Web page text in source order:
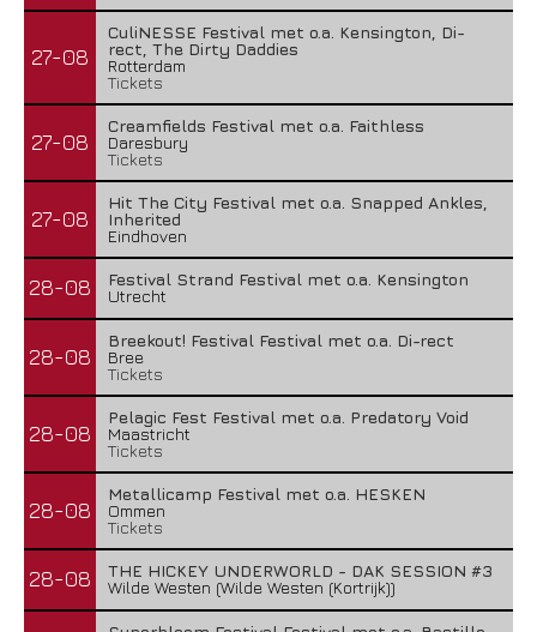
27-08
CuliNESSE Festival met o.a. Kensington, Di-
rect, The Dirty Daddies
Rotterdam
Tickets
27-08
Creamfields Festival met o.a. Faithless
Daresbury
Tickets
27-08
Hit The City Festival met o.a. Snapped Ankles,
Inherited
Eindhoven
28-08
Festival Strand Festival met o.a. Kensington
Utrecht
28-08
Breekout! Festival Festival met o.a. Di-rect
Bree
Tickets
28-08
Pelagic Fest Festival met o.a. Predatory Void
Maastricht
Tickets
28-08
Metallicamp Festival met o.a. HESKEN
Ommen
Tickets
28-08
THE HICKEY UNDERWORLD - DAK SESSION #3
Wilde Westen (Wilde Westen (Kortrijk))